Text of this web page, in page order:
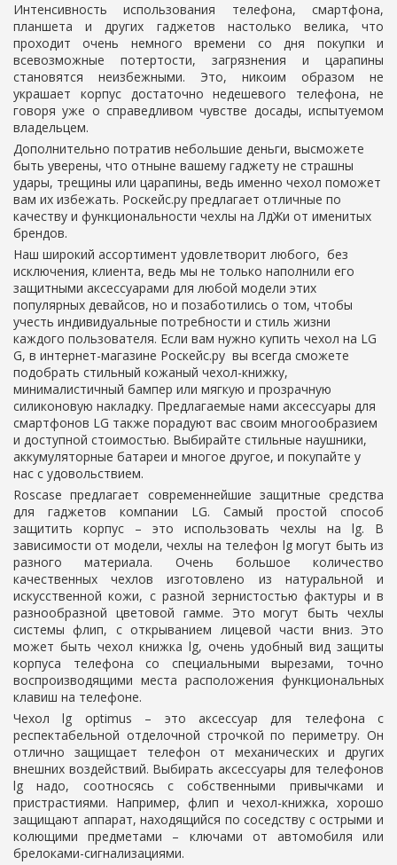
Интенсивность использования телефона, смартфона,
планшета и других гаджетов настолько велика, что
проходит очень немного времени со дня покупки и
всевозможные потертости, загрязнения и царапины
становятся неизбежными. Это, никоим образом не
украшает корпус достаточно недешевого телефона, не
говоря уже о справедливом чувстве досады, испытуемом
владельцем.
Дополнительно потратив небольшие деньги, высможете
быть уверены, что отныне вашему гаджету не страшны
удары, трещины или царапины, ведь именно чехол поможет
вам их избежать. Роскейс.ру предлагает отличные по
качеству и функциональности чехлы на ЛдЖи от именитых
брендов.
Наш широкий ассортимент удовлетворит любого, без
исключения, клиента, ведь мы не только наполнили его
защитными аксессуарами для любой модели этих
популярных девайсов, но и позаботились о том, чтобы
учесть индивидуальные потребности и стиль жизни
каждого пользователя. Если вам нужно купить чехол на LG
G, в интернет-магазине Роскейс.ру вы всегда сможете
подобрать стильный кожаный чехол-книжку,
минималистичный бампер или мягкую и прозрачную
силиконовую накладку. Предлагаемые нами аксессуары для
смартфонов LG также порадуют вас своим многообразием
и доступной стоимостью. Выбирайте стильные наушники,
аккумуляторные батареи и многое другое, и покупайте у
нас с удовольствием.
Roscase предлагает современнейшие защитные средства
для гаджетов компании LG. Самый простой способ
защитить корпус – это использовать чехлы на lg. В
зависимости от модели, чехлы на телефон lgмогут быть из
разного материала. Очень большое количество
качественных чехлов изготовлено из натуральной и
искусственной кожи, с разной зернистостью фактуры и в
разнообразной цветовой гамме. Это могут быть чехлы
системы флип, с открыванием лицевой части вниз. Это
может быть чехол книжка lg, очень удобный вид защиты
корпуса телефона со специальными вырезами, точно
воспроизводящими места расположения функциональных
клавиш на телефоне.
Чехол lg optimus – это аксессуар для телефона с
респектабельной отделочной строчкой по периметру. Он
отлично защищает телефон от механических и других
внешних воздействий. Выбирать аксессуары для телефонов
lgнадо, соотносясь с собственными привычками и
пристрастиями. Например, флип и чехол-книжка, хорошо
защищают аппарат, находящийся по соседству с острыми и
колющими предметами – ключами от автомобиля или
брелоками-сигнализациями.